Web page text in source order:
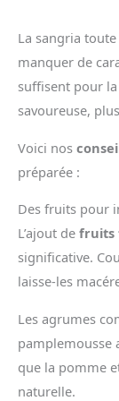
La sangria
manquer de
suffisent pour
savoureuse,
Voici nos
préparée :
Des fruits pour
L’ajout de fruits
significative.
laisse-les
Les agrumes
pamplemousse
que la pomme
naturelle.